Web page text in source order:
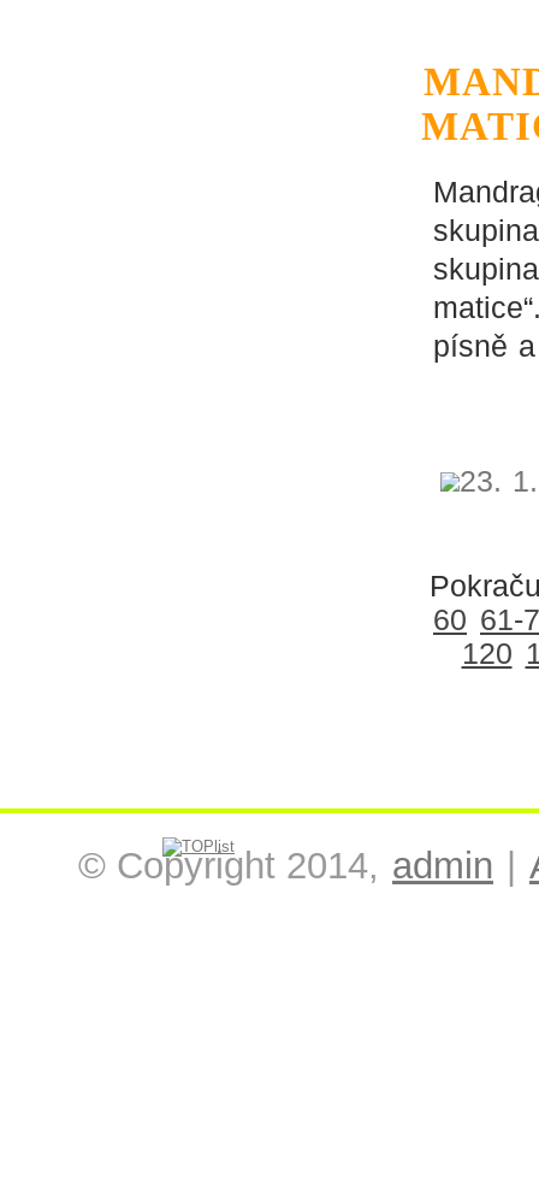
písně
23.
60 61-
120
© Copyright 2014, admin